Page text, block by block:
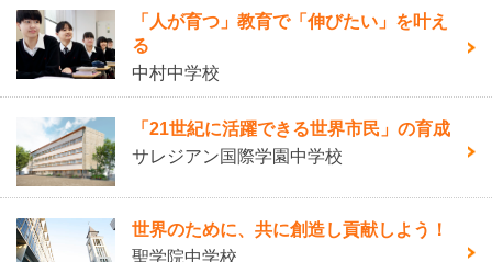
「人が育つ」教育で「伸びたい」を叶え
る
中村中学校
「21世紀に活躍できる世界市民」の育成
サレジアン国際学園中学校
世界のために、共に創造し貢献しよう！
聖学院中学校